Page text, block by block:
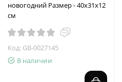
новогодний Размер - 40х31х12
см
Код: GB-0027145
В наличии